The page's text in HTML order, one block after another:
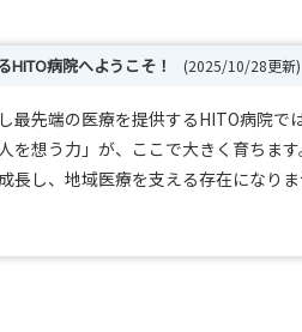
HITO病院へようこそ！ (2025/10/28更新)
最先端の医療を提供するHITO病院で
を想う力」が、ここで大きく育ちます
長し、地域医療を支える存在になりま